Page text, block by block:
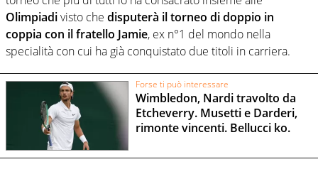
Olimpiadivisto che disputerà il torneo di doppio in
coppia con il fratello Jamie, ex n°1 del mondo nella
specialità con cui ha già conquistato due titoli in carriera.
Forse ti può interessare
Wimbledon, Nardi travolto da
Etcheverry. Musetti e Darderi,
rimonte vincenti. Bellucci ko.